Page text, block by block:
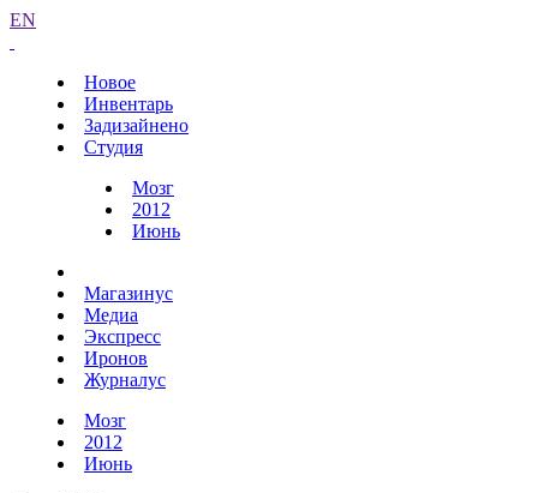
EN
Новое
Инвентарь
Задизайнено
Студия
Мозг
2012
Июнь
Магазинус
Медиа
Экспресс
Иронов
Журналус
Мозг
2012
Июнь